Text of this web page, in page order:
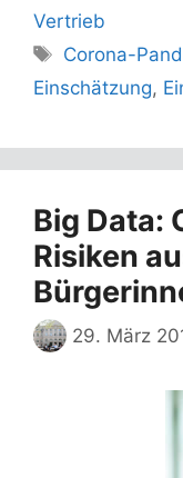
Vertrieb
Schlagwörter
Corona-
Einschätzung,
Big Data:
Risiken
29. März